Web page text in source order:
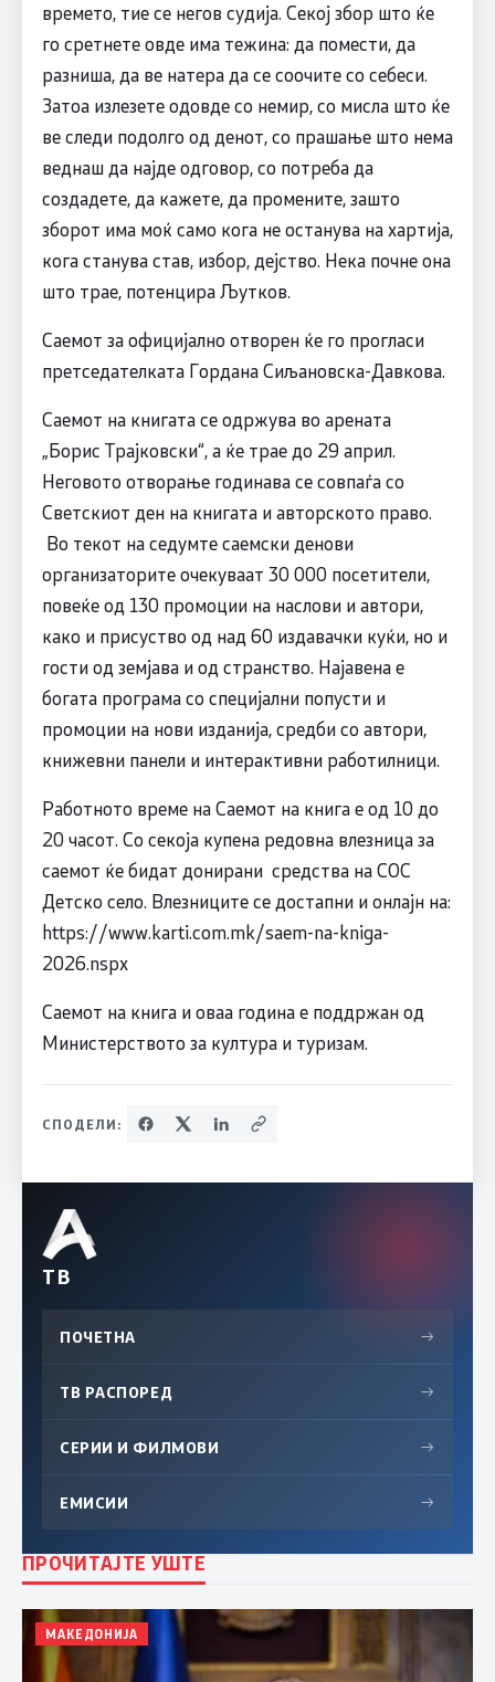
времето, тие се негов судија. Секој збор што ќе
го сретнете овде има тежина: да помести, да
разниша, да ве натера да се соочите со себеси.
Затоа излезете одовде со немир, со мисла што ќе
ве следи подолго од денот, со прашање што нема
веднаш да најде одговор, со потреба да
создадете, да кажете, да промените, зашто
зборот има моќ само кога не останува на хартија,
кога станува став, избор, дејство. Нека почне она
што трае, потенцира Љутков.
Саемот за официјално отворен ќе го прогласи
претседателката Гордана Сиљановска-Давкова.
Саемот на книгата се одржува во арената
„Борис Трајковски“, а ќе трае до 29 април.
Неговото отворање годинава се совпаѓа со
Светскиот ден на книгата и авторското право.
Во текот на седумте саемски денови
организаторите очекуваат 30 000 посетители,
повеќе од 130 промоции на наслови и автори,
како и присуство од над 60 издавачки куќи, но и
гости од земјава и од странство. Најавена е
богата програма со специјални попусти и
промоции на нови изданија, средби со автори,
книжевни панели и интерактивни работилници.
Работното време на Саемот на книга е од 10 до
20 часот. Со секоја купена редовна влезница за
саемот ќе бидат донирани средства на СОС
Детско село. Влезниците се достапни и онлајн на:
https://www.karti.com.mk/saem-na-kniga-
2026.nspx
Саемот на книга и оваа година е поддржан од
Министерството за култура и туризам.
СПОДЕЛИ:
ТВ
ПОЧЕТНА →
ТВ РАСПОРЕД →
СЕРИИ И ФИЛМОВИ →
ЕМИСИИ →
ПРОЧИТАЈТЕ УШТЕ
МАКЕДОНИЈА